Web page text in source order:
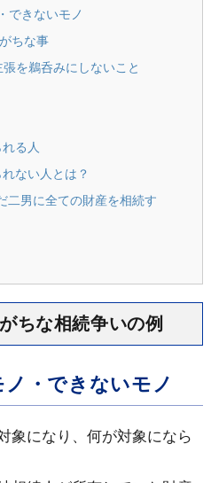
できないモノ
ちな事
を鵜呑みにしないこと
る人
ない人とは？
二男に全ての財産を相続す
ちな相続争いの例
ノ・できないモノ
象になり、何が対象になら